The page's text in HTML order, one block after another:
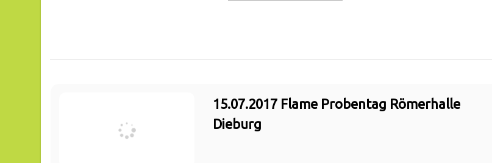
15.07.2017 Flame Probentag Römerhalle
Dieburg